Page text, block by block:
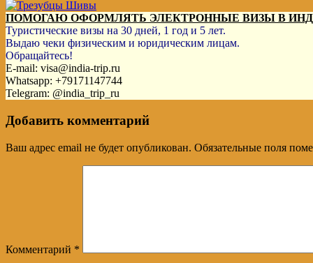
ПОМОГАЮ ОФОРМЛЯТЬ ЭЛЕКТРОННЫЕ ВИЗЫ В
Туристические визы на 30 дней, 1 год и 5 лет.
Выдаю чеки физическим и юридическим лицам.
Обращайтесь!
E-mail: visa@india-trip.ru
Whatsapp: +79171147744
Telegram: @india_trip_ru
Добавить комментарий
Ваш адрес email не будет опубликован. Обязательные поля
Комментарий *